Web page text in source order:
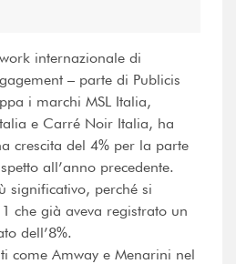
internazionale di
– parte di Publicis
i marchi MSL Italia,
e Carré Noir Italia, ha
crescita del 4% per la parte
all’anno precedente.
significativo, perché si
che già aveva registrato un
dell’8%.
come Amway e Menarini nel